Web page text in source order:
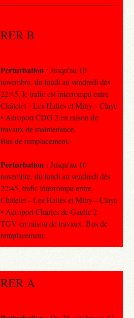
RER B
Perturbation : Jusqu'au 10
novembre, du lundi au vendredi dès
22:45, le trafic est interrompu entre
Châtelet – Les Halles et Mitry – Claye
• Aéroport CDG 2 en raison de
travaux de maintenance.
Bus de remplacement.
Perturbation : Jusqu'au 10
novembre, du lundi au vendredi dès
22:45, trafic interrompu entre
Châtelet – Les Halles et Mitry – Claye
• Aéroport Charles de Gaulle 2 –
TGV en raison de travaux. Bus de
remplacement.
RER A